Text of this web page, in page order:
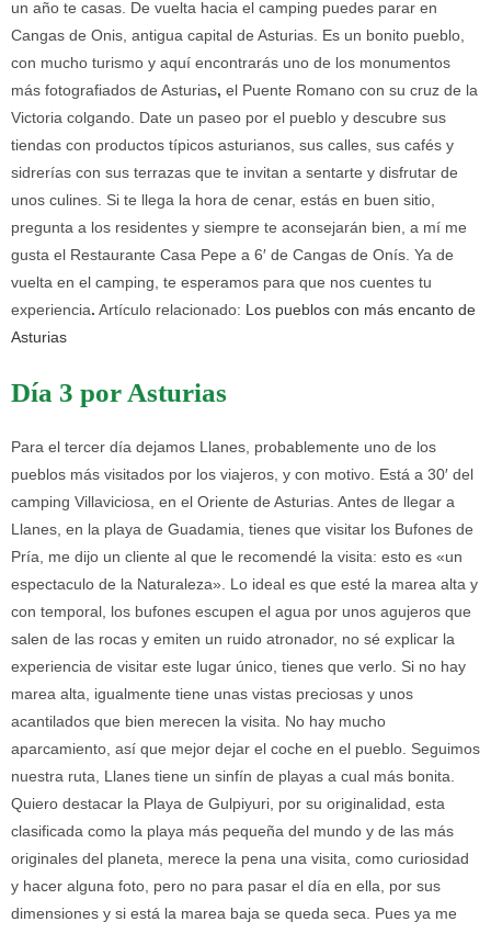
un año te casas. De vuelta hacia el camping puedes parar en
Cangas de Onis, antigua capital de Asturias. Es un bonito pueblo,
con mucho turismo y aquí encontrarás uno de los monumentos
más fotografiados de Asturias, el Puente Romano con su cruz de la
Victoria colgando. Date un paseo por el pueblo y descubre sus
tiendas con productos típicos asturianos, sus calles, sus cafés y
sidrerías con sus terrazas que te invitan a sentarte y disfrutar de
unos culines. Si te llega la hora de cenar, estás en buen sitio,
pregunta a los residentes y siempre te aconsejarán bien, a mí me
gusta el Restaurante Casa Pepe a 6′ de Cangas de Onís. Ya de
vuelta en el camping, te esperamos para que nos cuentes tu
experiencia. Artículo relacionado: Los pueblos con más encanto de
Asturias
Día 3 por Asturias
Para el tercer día dejamos Llanes, probablemente uno de los
pueblos más visitados por los viajeros, y con motivo. Está a 30′ del
camping Villaviciosa, en el Oriente de Asturias. Antes de llegar a
Llanes, en la playa de Guadamia, tienes que visitar los Bufones de
Pría, me dijo un cliente al que le recomendé la visita: esto es «un
espectaculo de la Naturaleza». Lo ideal es que esté la marea alta y
con temporal, los bufones escupen el agua por unos agujeros que
salen de las rocas y emiten un ruido atronador, no sé explicar la
experiencia de visitar este lugar único, tienes que verlo. Si no hay
marea alta, igualmente tiene unas vistas preciosas y unos
acantilados que bien merecen la visita. No hay mucho
aparcamiento, así que mejor dejar el coche en el pueblo. Seguimos
nuestra ruta, Llanes tiene un sinfín de playas a cual más bonita.
Quiero destacar la Playa de Gulpiyuri, por su originalidad, esta
clasificada como la playa más pequeña del mundo y de las más
originales del planeta, merece la pena una visita, como curiosidad
y hacer alguna foto, pero no para pasar el día en ella, por sus
dimensiones y si está la marea baja se queda seca. Pues ya me